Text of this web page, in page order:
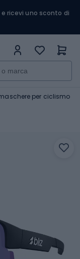
ricevi uno sconto di
per ciclismo